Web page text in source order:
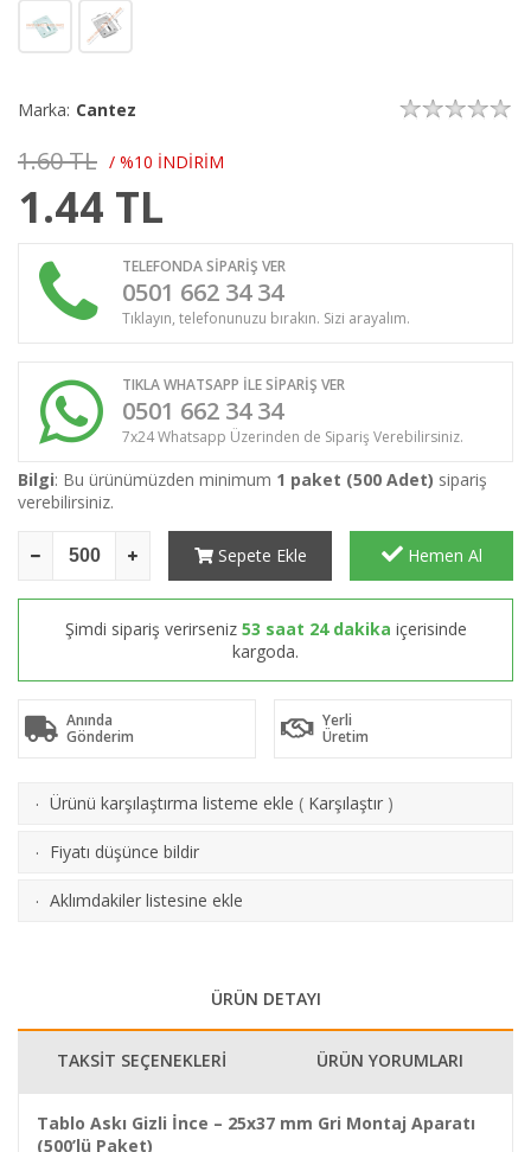
Marka: Cantez
1.60 TL / %10 İNDİRİM
1.44 TL
TELEFONDA SİPARİŞ VER
0501 662 34 34
Tıklayın, telefonunuzu bırakın. Sizi arayalım.
TIKLA WHATSAPP İLE SİPARİŞ VER
0501 662 34 34
7x24 Whatsapp Üzerinden de Sipariş Verebilirsiniz.
Bilgi: Bu ürünümüzden minimum 1 paket (500 Adet) sipariş
verebilirsiniz.
Sepete Ekle Hemen Al
Şimdi sipariş verirseniz 53 saat 24 dakika içerisinde
kargoda.
Anında
Gönderim
Yerli
Üretim
· Ürünü karşılaştırma listeme ekle ( Karşılaştır )
· Fiyatı düşünce bildir
· Aklımdakiler listesine ekle
ÜRÜN DETAYI
TAKSİT SEÇENEKLERİ ÜRÜN YORUMLARI
Tablo Askı Gizli İnce – 25x37 mm Gri Montaj Aparatı
(500’lü Paket)